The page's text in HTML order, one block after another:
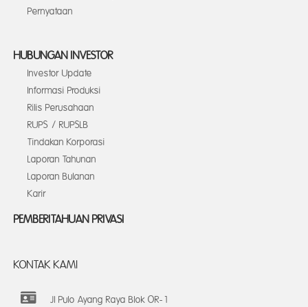
Pernyataan
HUBUNGAN INVESTOR
Investor Update
Informasi Produksi
Rilis Perusahaan
RUPS / RUPSLB
Tindakan Korporasi
Laporan Tahunan
Laporan Bulanan
Karir
PEMBERITAHUAN PRIVASI
KONTAK KAMI
Jl Pulo Ayang Raya Blok OR-1